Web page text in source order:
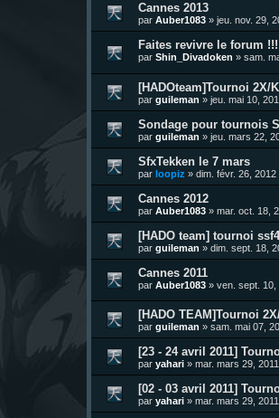
Cannes 2013
par Auber1083 » jeu. nov. 29,
Faites revivre le forum !!!
par Shin_Divadoken » sam.
[HADOteam]Tournoi 2X/
par guileman » jeu. mai 10,
Sondage pour tournois
par guileman » jeu. mars 22,
SfxTekken le 7 mars
par loopiz » dim. févr. 26, 2012
Cannes 2012
par Auber1083 » mar. oct. 18,
[HADO team] tournoi
par guileman » dim. sept. 18,
Cannes 2011
par Auber1083 » ven. sept. 10,
[HADO TEAM]Tournoi
par guileman » sam. mai 07,
[23 - 24 avril 2011]
par yahari » mar. mars 29,
[02 - 03 avril 2011]
par yahari » mar. mars 29,